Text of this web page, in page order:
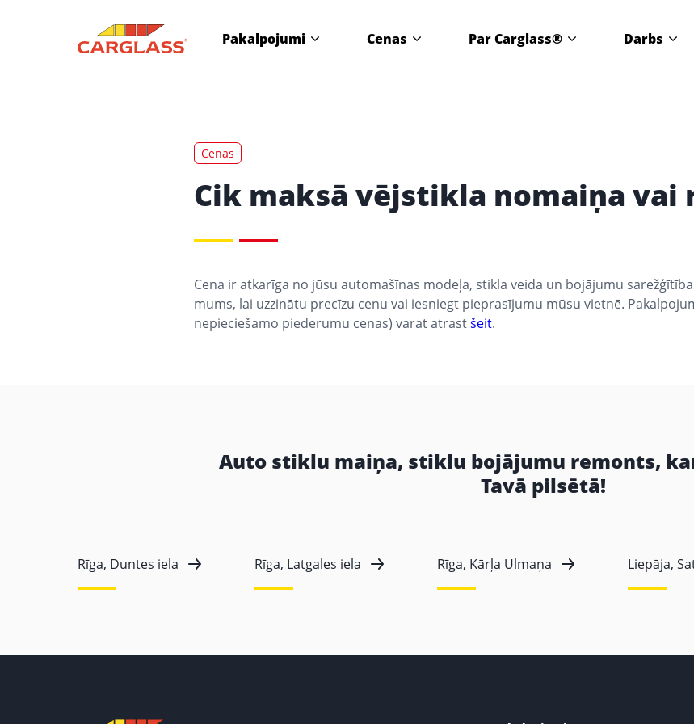
Pakalpojumi Cenas Par Carglass® Darbs
Cenas
Cik maksā vējstikla nomaiņa vai
Cena ir atkarīga no jūsu automašīnas modeļa, stikla veida un bojājumu
mums, lai uzzinātu precīzu cenu vai iesniegt pieprasījumu mūsu vietnē.
nepieciešamo piederumu cenas) varat atrastšeit.
Auto stiklu maiņa, stiklu bojājumu remonts,
Tavā pilsētā!
Rīga, Duntes iela Rīga, Latgales iela Rīga, Kārļa Ulmaņa Liepāja,